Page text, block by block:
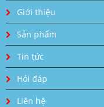
Giới thiệu
Sản phẩm
Tin tức
Hỏi đáp
Liên hệ